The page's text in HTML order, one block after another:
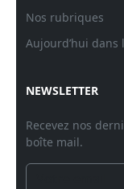
Nos rubriques
Aujourd’hui dans
NEWSLETTER
Recevez nos
boîte mail.